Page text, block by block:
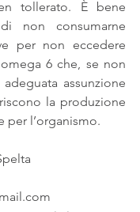
tollerato. È bene
non consumarne
per non eccedere
6 che, se non
assunzione
la produzione
per l’organismo.